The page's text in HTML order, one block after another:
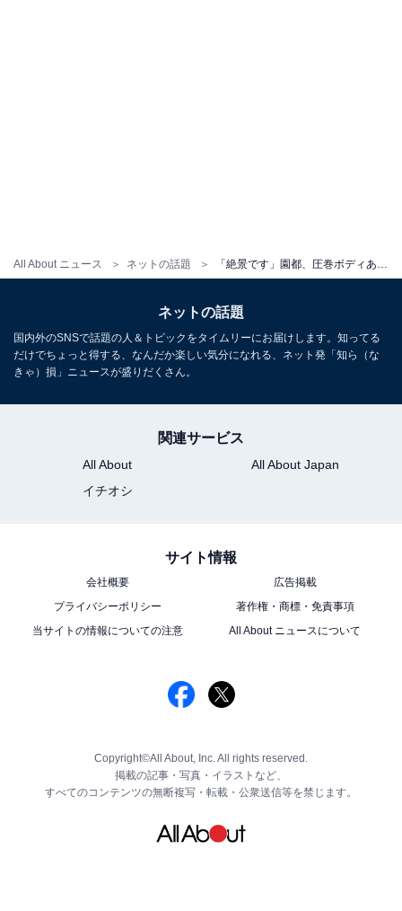
All About ニュース ネットの話題
ネットの話題
国内外のSNSで話題の人＆トピックをタイムリーにお届けします。知ってる
だけでちょっと得する、なんだか楽しい気分になれる、ネット発「知ら（な
きゃ）損」ニュースが盛りだくさん。
関連サービス
All About
All About Japan
イチオシ
サイト情報
会社概要
広告掲載
プライバシーポリシー
著作権・商標・免責事項
当サイトの情報についての注意
All About ニュースについて
Copyright©All About, Inc. All rights reserved.
掲載の記事・写真・イラストなど、
すべてのコンテンツの無断複写・転載・公衆送信等を禁じます。